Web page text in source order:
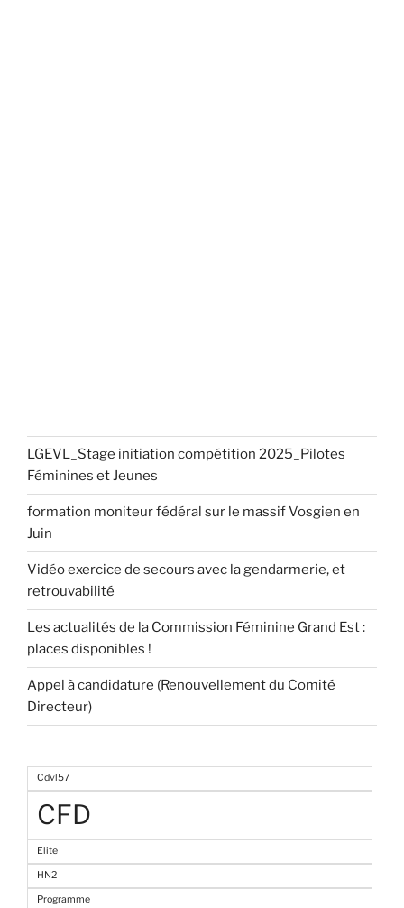
LGEVL_Stage initiation compétition 2025_Pilotes
Féminines et Jeunes
formation moniteur fédéral sur le massif Vosgien en
Juin
Vidéo exercice de secours avec la gendarmerie, et
retrouvabilité
Les actualités de la Commission Féminine Grand Est :
places disponibles !
Appel à candidature (Renouvellement du Comité
Directeur)
Cdvl57
CFD
Elite
HN2
Programme